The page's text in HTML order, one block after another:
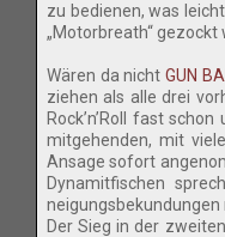
zu bedienen, was
„Motorbreath“
Wären da nichtGUN
ziehen als alle drei
Rock’n’Roll fast
mitgehenden, mit
Ansage sofort
Dynamitfischen
neigungsbekundungen
Der Sieg in der